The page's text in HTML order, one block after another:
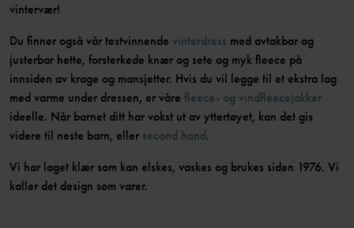
vintervær!
Du finner også vår testvinnende vinterdress med avtakbar og
justerbar hette, forsterkede knær og sete og myk fleece på
innsiden av krage og mansjetter. Hvis du vil legge til et ekstra lag
med varme under dressen, er våre fleece- og vindfleecejakker
ideelle. Når barnet ditt har vokst ut av yttertøyet, kan det gis
videre til neste barn, eller second hand.
Vi har laget klær som kan elskes, vaskes og brukes siden 1976. Vi
kaller det design som varer.